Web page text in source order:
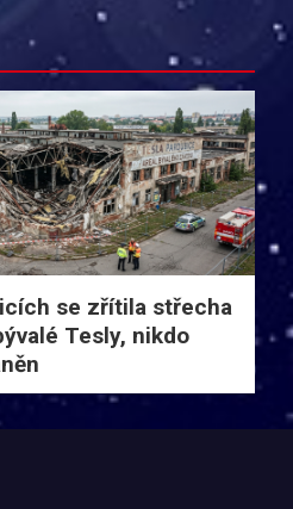
se zřítila střecha
Tesly, nikdo